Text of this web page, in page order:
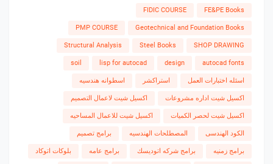
FE&PE Books
FIDIC COURSE
Geotechnical and Foundation Books
PMP COURSE
SHOP DRAWING
Steel Books
Structural Analysis
autocad fonts
design
lisp for autocad
soil
اسئله اختبارات العمل استراكشر اسطوانه هندسيه
اكسيل شيت اداره مشروعات اكسيل شيت لاعمال التصميم
اكسيل شيت لحصر الكميات اكسيل شيت للاعمال المساحيه
الكود الهندسى المصطلحات الهندسيه برامج تصميم
برامج زمنيه برامج شركه اتوديسك برامج عامه بلوكات اتوكاد